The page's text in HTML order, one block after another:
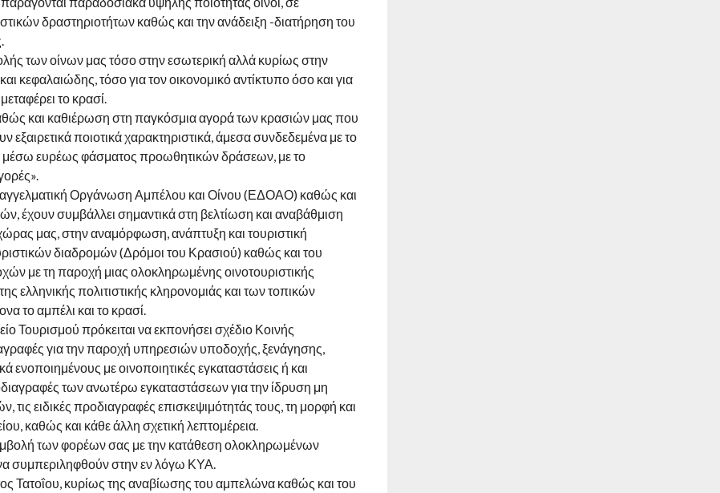
δραστηριοτήτων καθώς και την ανάδειξη -διατήρηση του
των οίνων μας τόσο στην εσωτερική αλλά κυρίως στην
κεφαλαιώδης, τόσο για τον οικονομικό αντίκτυπο όσο και για
το κρασί.
και καθιέρωση στη παγκόσμια αγορά των κρασιών μας που
εξαιρετικά ποιοτικά χαρακτηριστικά, άμεσα συνδεδεμένα με το
μέσω ευρέως φάσματος προωθητικών δράσεων, με το
Οργάνωση Αμπέλου και Οίνου (ΕΔΟΑΟ) καθώς και
έχουν συμβάλλει σημαντικά στη βελτίωση και αναβάθμιση
μας, στην αναμόρφωση, ανάπτυξη και τουριστική
διαδρομών (Δρόμοι του Κρασιού) καθώς και του
με τη παροχή μιας ολοκληρωμένης οινοτουριστικής
ελληνικής πολιτιστικής κληρονομιάς και των τοπικών
το αμπέλι και το κρασί.
Τουρισμού πρόκειται να εκπονήσει σχέδιο Κοινής
για την παροχή υπηρεσιών υποδοχής, ξενάγησης,
ενοποιημένους με οινοποιητικές εγκαταστάσεις ή και
των ανωτέρω εγκαταστάσεων για την ίδρυση μη
τις ειδικές προδιαγραφές επισκεψιμότητάς τους, τη μορφή και
καθώς και κάθε άλλη σχετική λεπτομέρεια.
των φορέων σας με την κατάθεση ολοκληρωμένων
συμπεριληφθούν στην εν λόγω ΚΥΑ.
Τατοΐου, κυρίως της αναβίωσης του αμπελώνα καθώς και του